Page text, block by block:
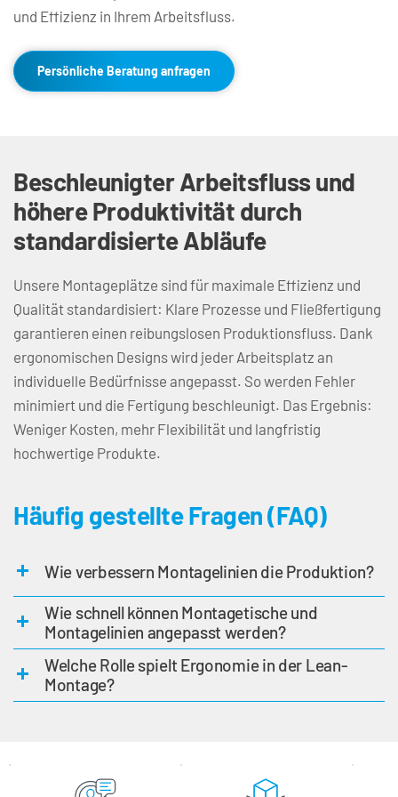
und Effizienz in Ihrem Arbeitsfluss.
Persönliche Beratung anfragen
Beschleunigter Arbeitsfluss und
höhere Produktivität durch
standardisierte Abläufe
Unsere Montageplätze sind für maximale Effizienz und
Qualität standardisiert: Klare Prozesse und Fließfertigung
garantieren einen reibungslosen Produktionsfluss. Dank
ergonomischen Designs wird jeder Arbeitsplatz an
individuelle Bedürfnisse angepasst. So werden Fehler
minimiert und die Fertigung beschleunigt. Das Ergebnis:
Weniger Kosten, mehr Flexibilität und langfristig
hochwertige Produkte.
Häufig gestellte Fragen (FAQ)
Wie verbessern Montagelinien die Produktion?
ermöglicht eine effiziente Abfolge der Prozessschritte. So werden
Durchlaufzeiten reduziert, Lagerkosten verringert und die
Produktqualität erhöht.
Wie schnell können Montagetische und
Montagelinien angepasst werden?
Montagelinien schnell und einfach an veränderte
Produktionsanforderungen angepasst werden - für hohe Flexibilität
und Effizienz.
Welche Rolle spielt Ergonomie in der Lean-
Montage?